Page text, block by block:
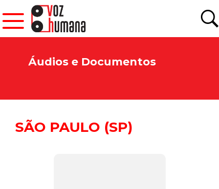
Áudios e Documentos
SÃO PAULO (SP)